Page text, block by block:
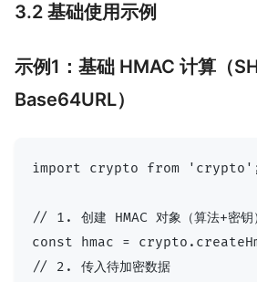
3.2 基础使用示例
示例1：基础 HMAC 计算（
Base64URL）
import crypto from
// 1. 创建 HMAC 对象（算法+密钥
const hmac =
// 2. 传入待加密数据